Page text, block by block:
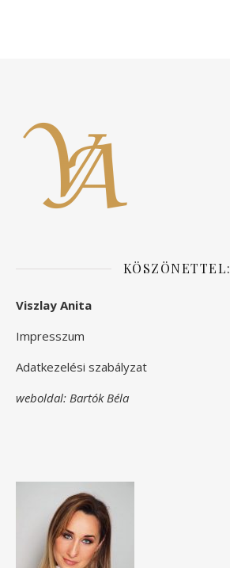
KÖSZÖNETTEL:
Viszlay Anita
Impresszum
Adatkezelési szabályzat
weboldal: Bartók Béla